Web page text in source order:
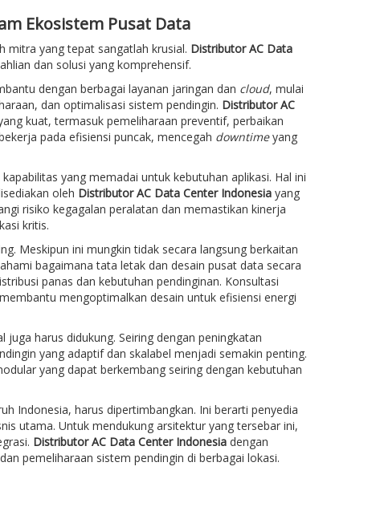
Ekosistem Pusat Data
mitra yang tepat sangatlah krusial. Distributor AC Data
dan solusi yang komprehensif.
dengan berbagai layanan jaringan dan cloud, mulai
dan optimalisasi sistem pendingin. Distributor AC
kuat, termasuk pemeliharaan preventif, perbaikan
pada efisiensi puncak, mencegah downtimeyang
yang memadai untuk kebutuhan aplikasi. Hal ini
oleh Distributor AC Data Center Indonesiayang
risiko kegagalan peralatan dan memastikan kinerja
kritis.
Meskipun ini mungkin tidak secara langsung berkaitan
bagaimana tata letak dan desain pusat data secara
panas dan kebutuhan pendinginan. Konsultasi
mengoptimalkan desain untuk efisiensi energi
harus didukung. Seiring dengan peningkatan
yang adaptif dan skalabel menjadi semakin penting.
yang dapat berkembang seiring dengan kebutuhan
Indonesia, harus dipertimbangkan. Ini berarti penyedia
utama. Untuk mendukung arsitektur yang tersebar ini,
Distributor AC Data Center Indonesiadengan
pemeliharaan sistem pendingin di berbagai lokasi.